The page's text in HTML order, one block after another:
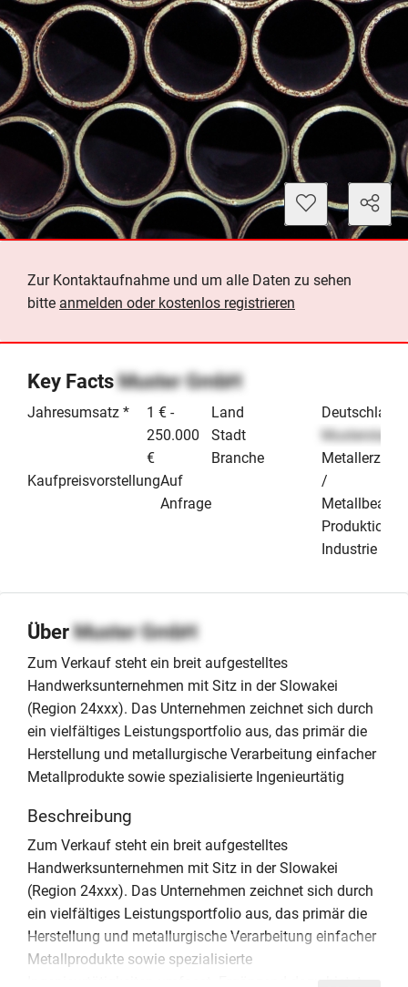
Zur Kontaktaufnahme und um alle Daten zu sehen
bitte anmelden oder kostenlos registrieren
Key FactsMuster GmbH
Jahresumsatz *
1 € -
250.000
€
KaufpreisvorstellungAuf
Anfrage
Land
Deutschland
Stadt
Musterstadt
Branche
/
Produktion &
Industrie
ÜberMuster GmbH
Zum Verkauf steht ein breit aufgestelltes
Handwerksunternehmen mit Sitz in der Slowakei
(Region 24xxx). Das Unternehmen zeichnet sich durch
ein vielfältiges Leistungsportfolio aus, das primär die
Herstellung und metallurgische Verarbeitung einfacher
Metallprodukte sowie spezialisierte Ingenieurtätig
Beschreibung
Zum Verkauf steht ein breit aufgestelltes
Handwerksunternehmen mit Sitz in der Slowakei
(Region 24xxx). Das Unternehmen zeichnet sich durch
ein vielfältiges Leistungsportfolio aus, das primär die
Herstellung und metallurgische Verarbeitung einfacher
Metallprodukte sowie spezialisierte